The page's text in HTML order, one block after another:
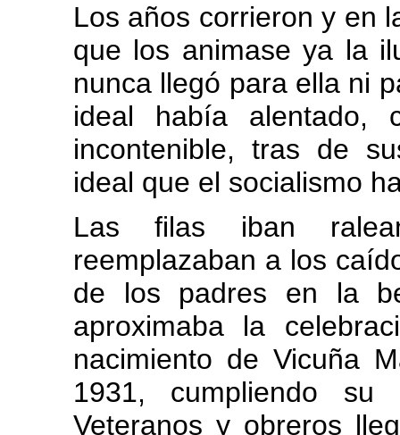
Los años corrieron y en
que los animase ya la
nunca llegó para ella ni
ideal había alentado,
incontenible, tras de
ideal que el socialismo
Las filas iban
reemplazaban a los
de los padres en la
aproximaba la
nacimiento de Vicuña
1931, cumpliendo su
Veteranos y obreros